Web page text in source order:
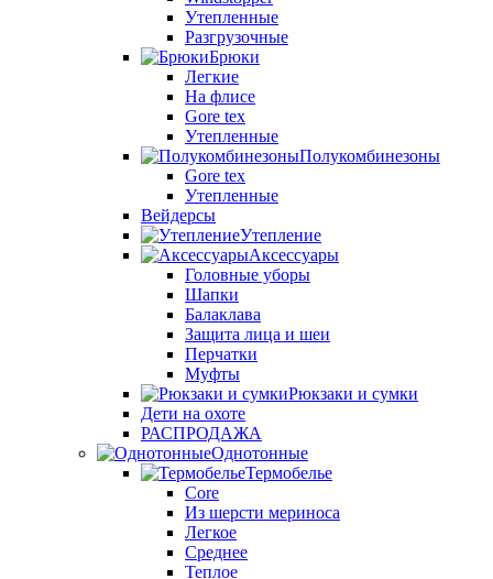
Утепленные
Разгрузочные
Брюки
Легкие
На флисе
Gore tex
Утепленные
Полукомбинезоны
Gore tex
Утепленные
Вейдерсы
Утепление
Аксессуары
Головные уборы
Шапки
Балаклава
Защита лица и шеи
Перчатки
Муфты
Рюкзаки и сумки
Дети на охоте
РАСПРОДАЖА
Однотонные
Термобелье
Core
Из шерсти мериноса
Легкое
Среднее
Теплое